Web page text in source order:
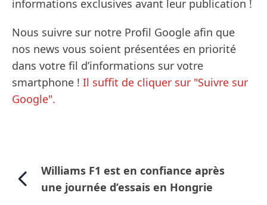
informations exclusives avant leur publication !
Nous suivre sur notre Profil Google afin que
nos news vous soient présentées en priorité
dans votre fil d’informations sur votre
smartphone ! Il suffit de cliquer sur "Suivre sur
Google".
Williams F1 est en confiance après
une journée d’essais en Hongrie